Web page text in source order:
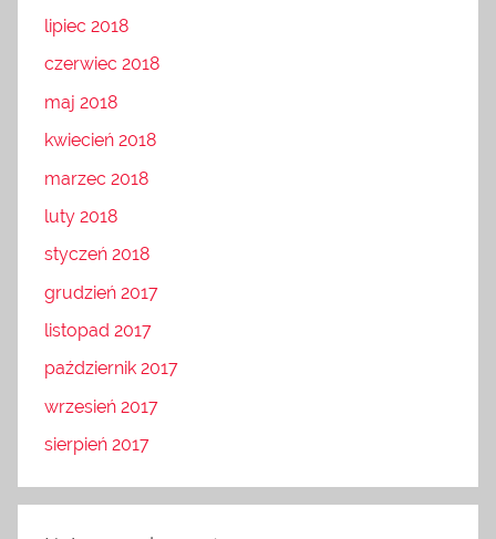
lipiec 2018
czerwiec 2018
maj 2018
kwiecień 2018
marzec 2018
luty 2018
styczeń 2018
grudzień 2017
listopad 2017
październik 2017
wrzesień 2017
sierpień 2017